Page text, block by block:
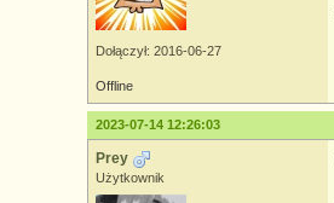
Dołączył: 2016-06-27
Offline
2023-07-14 12:26:03
Prey
Użytkownik